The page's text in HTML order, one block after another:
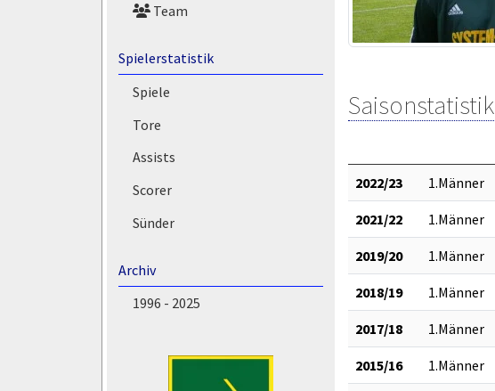
Team
Spielerstatistik
Spiele
Tore
Assists
Scorer
Sünder
Archiv
1996 - 2025
Saisonstatistik
2022/23 1.Männer
2021/22 1.Männer
2019/20 1.Männer
2018/19 1.Männer
2017/18 1.Männer
2015/16 1.Männer